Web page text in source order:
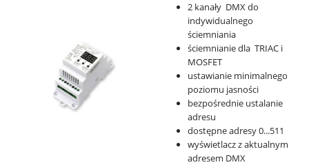
2 kanały DMX do
indywidualnego
ściemniania
ściemnianie dla TRIAC i
MOSFET
ustawianie minimalnego
poziomu jasności
bezpośrednie ustalanie
adresu
dostępne adresy 0...511
wyświetlacz z aktualnym
adresem DMX